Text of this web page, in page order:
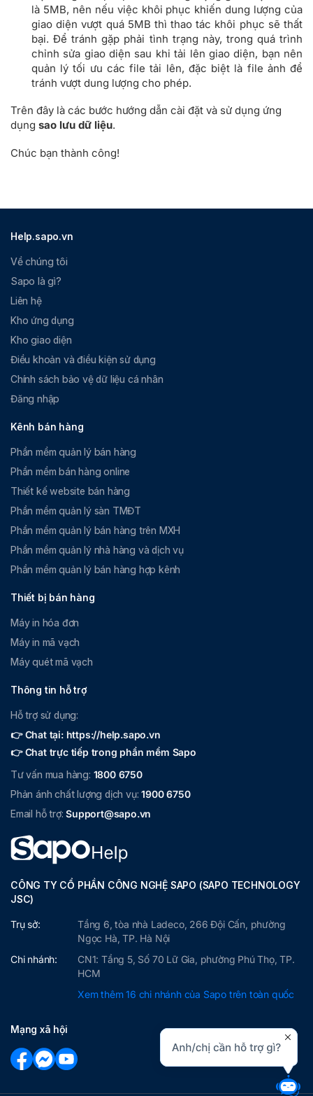
là 5MB, nên nếu việc khôi phục khiến dung lượng của
giao diện vượt quá 5MB thì thao tác khôi phục sẽ thất
bại. Để tránh gặp phải tình trạng này, trong quá trình
chỉnh sửa giao diện sau khi tải lên giao diện, bạn nên
quản lý tối ưu các file tải lên, đặc biệt là file ảnh để
tránh vượt dung lượng cho phép.
Trên đây là các bước hướng dẫn cài đặt và sử dụng ứng
dụng sao lưu dữ liệu.
Chúc bạn thành công!
Help.sapo.vn
Về chúng tôi
Sapo là gì?
Liên hệ
Kho ứng dụng
Kho giao diện
Điều khoản và điều kiện sử dụng
Chính sách bảo vệ dữ liệu cá nhân
Đăng nhập
Kênh bán hàng
Phần mềm quản lý bán hàng
Phần mềm bán hàng online
Thiết kế website bán hàng
Phần mềm quản lý sàn TMĐT
Phần mềm quản lý bán hàng trên MXH
Phần mềm quản lý nhà hàng và dịch vụ
Phần mềm quản lý bán hàng hợp kênh
Thiết bị bán hàng
Máy in hóa đơn
Máy in mã vạch
Máy quét mã vạch
Thông tin hỗ trợ
Hỗ trợ sử dụng:
👉 Chat tại: https://help.sapo.vn
👉 Chat trực tiếp trong phần mềm Sapo
Tư vấn mua hàng: 1800 6750
Phản ánh chất lượng dịch vụ:1900 6750
Email hỗ trợ:Support@sapo.vn
CÔNG TY CỔ PHẦN CÔNG NGHỆ SAPO (SAPO TECHNOLOGY
JSC)
Trụ sở:
Tầng 6, tòa nhà Ladeco, 266 Đội Cấn, phường
Ngọc Hà, TP. Hà Nội
Chi nhánh:
CN1: Tầng 5, Số 70 Lữ Gia, phường Phú Thọ, TP.
HCM
Xem thêm 16 chi nhánh của Sapo trên toàn quốc
Mạng xã hội